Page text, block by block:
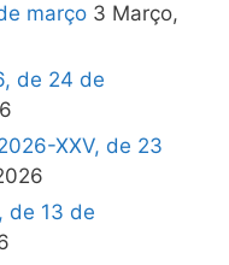
março 3 Março,
de 24 de
XXV, de 23
de 13 de